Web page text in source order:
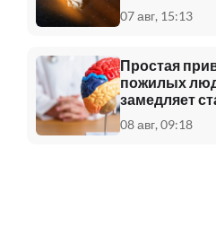
07 авг, 15:13
Простая
пожилых
замедляет
мозга
08 авг, 09:18